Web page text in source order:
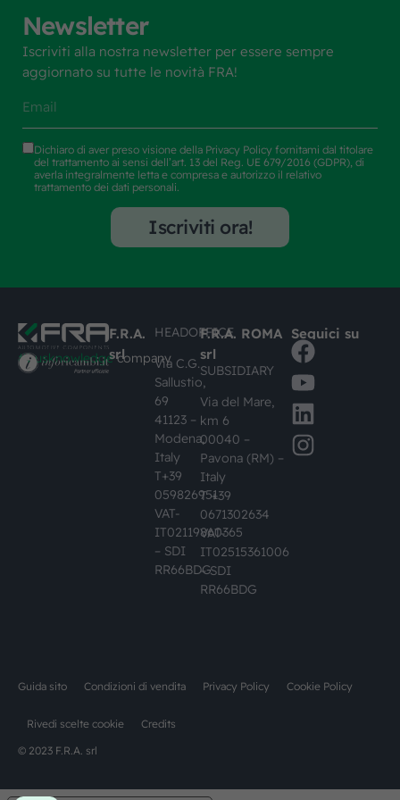
Newsletter
Iscriviti alla nostra newsletter per essere sempre
aggiornato su tutte le novità FRA!
Dichiaro di aver preso visione della Privacy Policy fornitami dal titolare
del trattamento ai sensi dell’art. 13 del Reg. UE 679/2016 (GDPR), di
averla integralmente letta e compresa e autorizzo il relativo
trattamento dei dati personali.
Iscriviti ora!
#busknowledgecompany
F.R.A.
srl
HEADOFFICE
Via C.G.
Sallustio,
69
41123 –
Modena,
Italy
T+39
059826951
VAT-
IT02119860365
– SDI
RR66BDG
F.R.A. ROMA
srl
SUBSIDIARY
Via del Mare,
km 6
00040 –
Pavona (RM) –
Italy
T +39
0671302634
VAT-
IT02515361006
– SDI
RR66BDG
Seguici su
© 2023 F.R.A. srl
Guida sito Condizioni di vendita Privacy Policy Cookie Policy
Rivedi scelte cookie Credits